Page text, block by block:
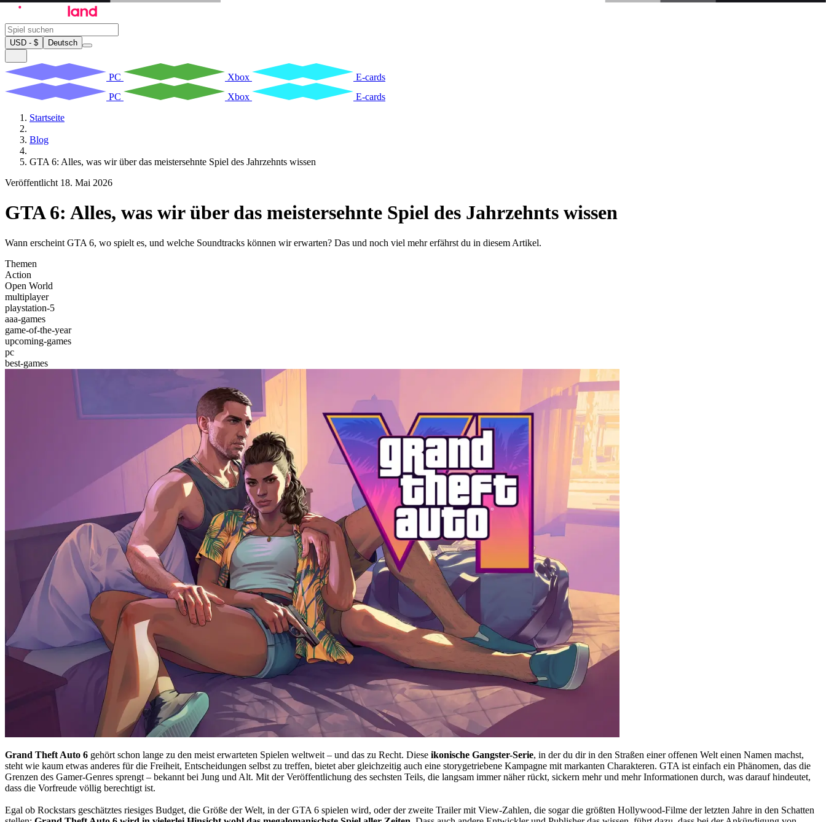
USD - $ Deutsch
PC Xbox
E-cards
PC
Xbox
E-cards
Startseite
Blog
GTA 6: Alles, was wir über das meistersehnte Spiel des Jahrzehnts wissen
Veröffentlicht 18. Mai 2026
GTA 6: Alles, was wir über das meistersehnte Spiel des Jahrzehnts wissen
Wann erscheint GTA 6, wo spielt es, und welche Soundtracks können wir erwarten? Das und noch viel mehr erfährst du in diesem Artikel.
Themen
Action
Open World
multiplayer
playstation-5
aaa-games
game-of-the-year
upcoming-games
pc
best-games
Grand Theft Auto 6 gehört schon lange zu den meist erwarteten Spielen weltweit – und das zu Recht. Diese ikonische Gangster-Serie, in der du dir in den Straßen einer offenen Welt einen Namen machst,
steht wie kaum etwas anderes für die Freiheit, Entscheidungen selbst zu treffen, bietet aber gleichzeitig auch eine storygetriebene Kampagne mit markanten Charakteren. GTA ist einfach ein Phänomen, das die
Grenzen des Gamer-Genres sprengt – bekannt bei Jung und Alt. Mit der Veröffentlichung des sechsten Teils, die langsam immer näher rückt, sickern mehr und mehr Informationen durch, was darauf hindeutet,
dass die Vorfreude völlig berechtigt ist.
Egal ob Rockstars geschätztes riesiges Budget, die Größe der Welt, in der GTA 6 spielen wird, oder der zweite Trailer mit View-Zahlen, die sogar die größten Hollywood-Filme der letzten Jahre in den Schatten